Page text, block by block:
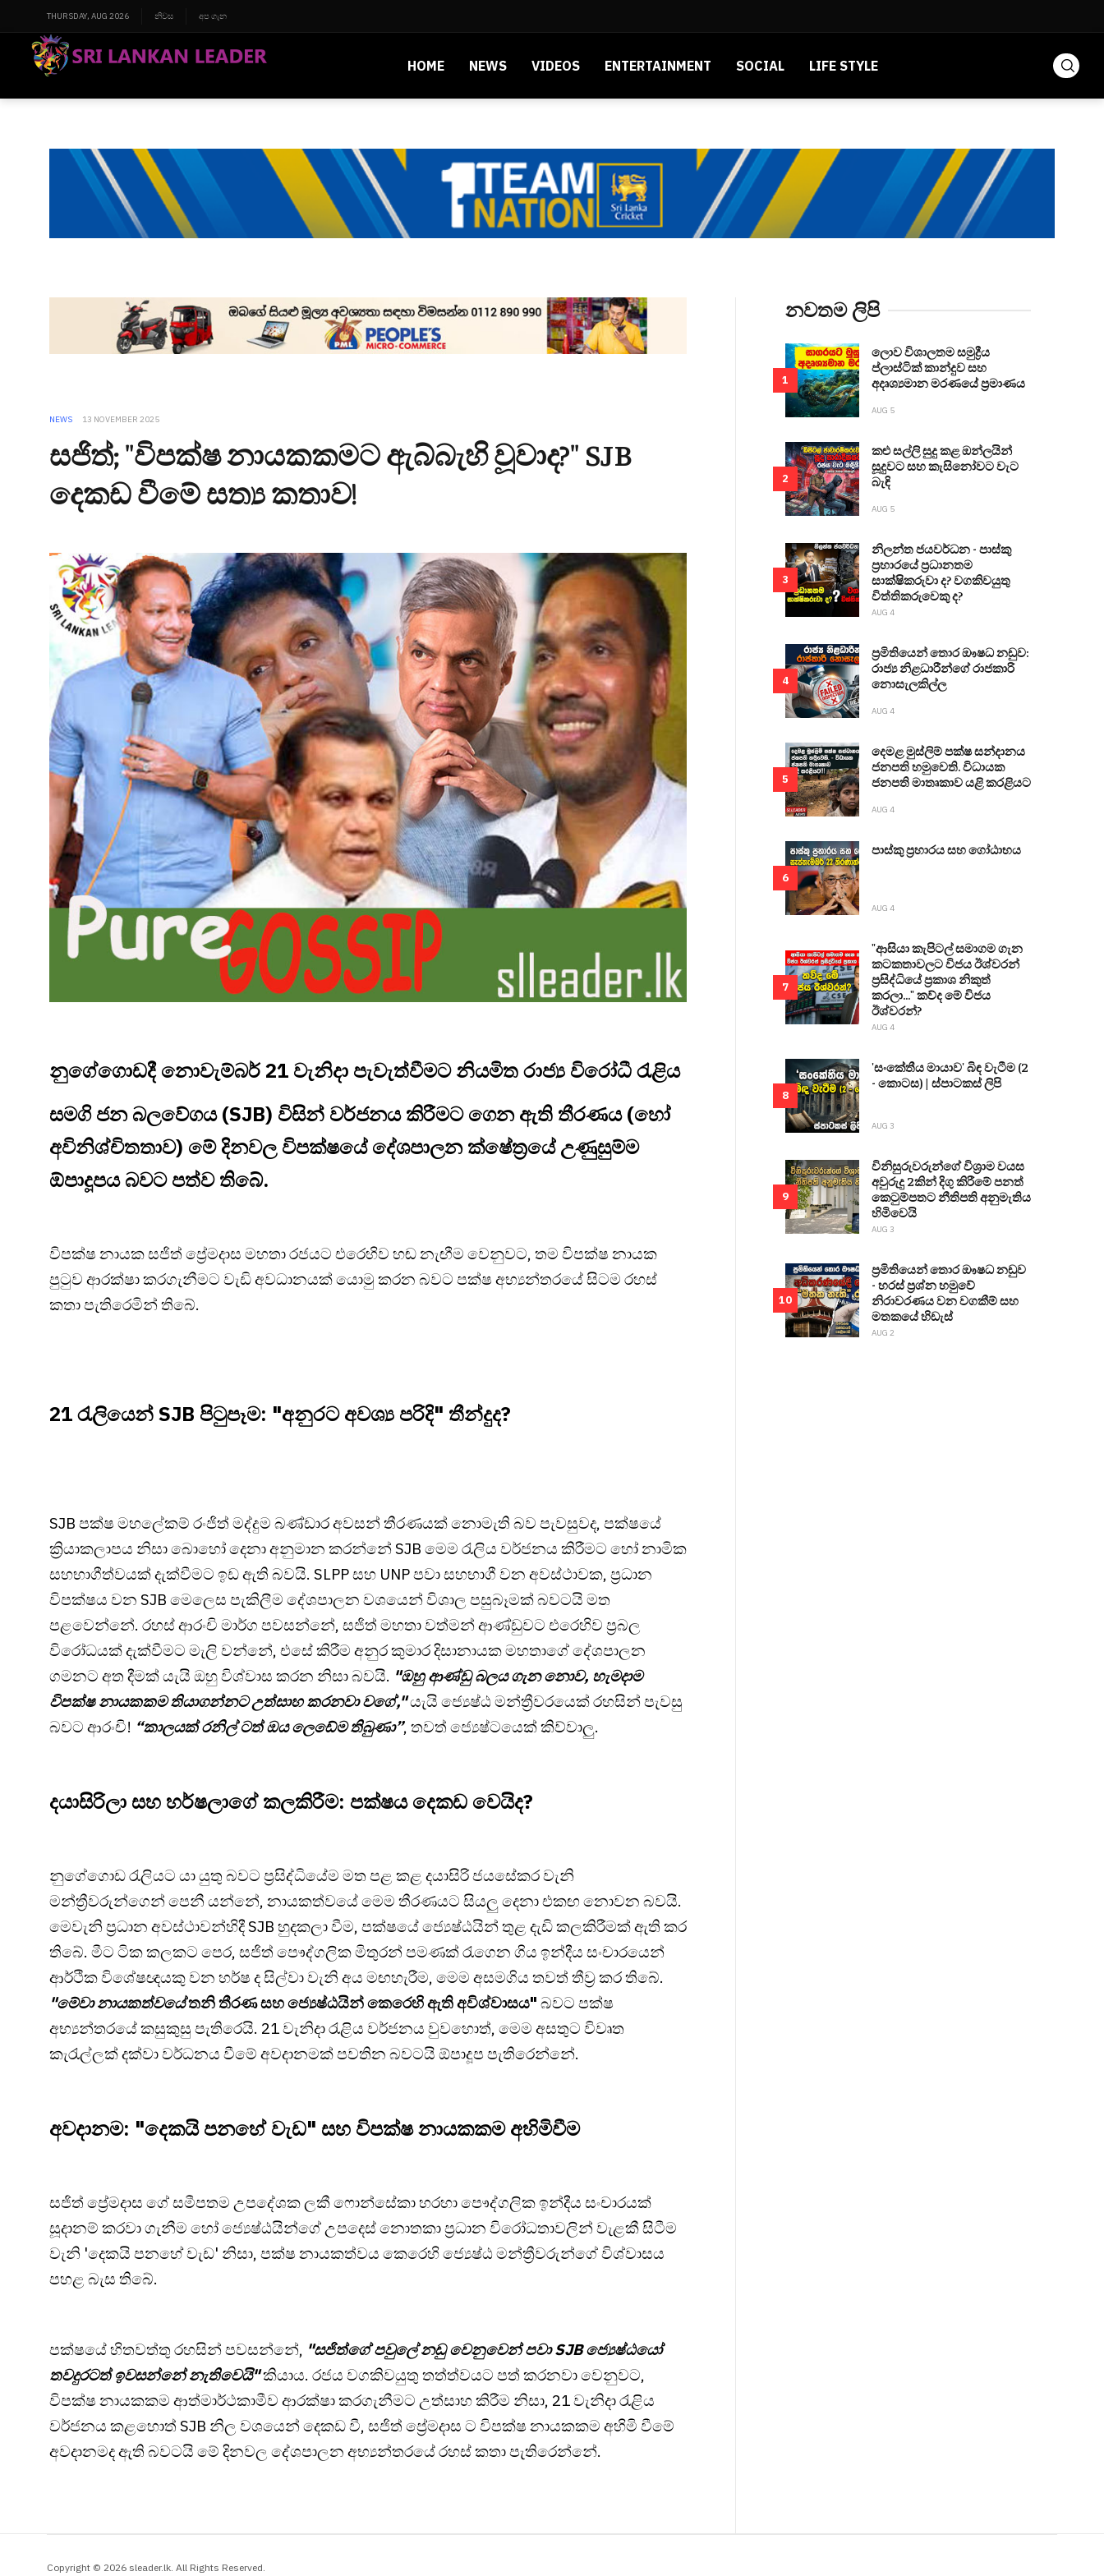
THURSDAY, AUG 2026 නිවස අප ගැන
HOME NEWS VIDEOS ENTERTAINMENT SOCIAL LIFE STYLE
NEWS 13 NOVEMBER 2025
සජිත්; "විපක්ෂ නායකකමට ඇබ්බැහි වූවාද?" SJB
දෙකඩ වීමේ සත්‍ය කතාව!
නුගේගොඩදී නොවැම්බර් 21 වැනිදා පැවැත්වීමට නියමිත රාජ්‍ය විරෝධී රැළිය
සමගි ජන බලවේගය (SJB) විසින් වර්ජනය කිරීමට ගෙන ඇති තීරණය (හෝ
අවිනිශ්චිතතාව) මේ දිනවල විපක්ෂයේ දේශපාලන ක්ෂේත්‍රයේ උණුසුම්ම
ඕපාදූපය බවට පත්ව තිබේ.
විපක්ෂ නායක සජිත් ප්‍රේමදාස මහතා රජයට එරෙහිව හඬ නැඟීම වෙනුවට, තම විපක්ෂ නායක
පුටුව ආරක්ෂා කරගැනීමට වැඩි අවධානයක් යොමු කරන බවට පක්ෂ අභ්‍යන්තරයේ සිටම රහස්
කතා පැතිරෙමින් තිබේ.
21 රැලියෙන් SJB පිටුපෑම: "අනුරට අවශ්‍ය පරිදි" තීන්දුද?
SJB පක්ෂ මහලේකම් රංජිත් මද්දුම බණ්ඩාර අවසන් තීරණයක් නොමැති බව පැවසුවද, පක්ෂයේ
ක්‍රියාකලාපය නිසා බොහෝ දෙනා අනුමාන කරන්නේ SJB මෙම රැලිය වර්ජනය කිරීමට හෝ නාමික
සහභාගීත්වයක් දැක්වීමට ඉඩ ඇති බවයි. SLPP සහ UNP පවා සහභාගී වන අවස්ථාවක, ප්‍රධාන
විපක්ෂය වන SJB මෙලෙස පැකිලීම දේශපාලන වශයෙන් විශාල පසුබෑමක් බවටයි මත
පළවෙන්නේ. රහස් ආරංචි මාර්ග පවසන්නේ, සජිත් මහතා වත්මන් ආණ්ඩුවට එරෙහිව ප්‍රබල
විරෝධයක් දැක්වීමට මැලි වන්නේ, එසේ කිරීම අනුර කුමාර දිසානායක මහතාගේ දේශපාලන
ගමනට අත දීමක් යැයි ඔහු විශ්වාස කරන නිසා බවයි. "ඔහු ආණ්ඩු බලය ගැන නොව, හැමදාම
විපක්ෂ නායකකම තියාගන්නට උත්සාහ කරනවා වගේ,"යැයි ජ්‍යෙෂ්ඨ මන්ත්‍රීවරයෙක් රහසින් පැවසු
බවට ආරංචි! “කාලයක් රනිල් ටත් ඔය ලෙඩේම තිබුණා”, තවත් ජ්‍යෙෂ්ටයෙක් කිව්වාලු.
දයාසිරිලා සහ හර්ෂලාගේ කලකිරීම: පක්ෂය දෙකඩ වෙයිද?
නුගේගොඩ රැලියට යා යුතු බවට ප්‍රසිද්ධියේම මත පළ කළ දයාසිරි ජයසේකර වැනි
මන්ත්‍රීවරුන්ගෙන් පෙනී යන්නේ, නායකත්වයේ මෙම තීරණයට සියලු දෙනා එකඟ නොවන බවයි.
මෙවැනි ප්‍රධාන අවස්ථාවන්හිදී SJB හුදකලා වීම, පක්ෂයේ ජ්‍යෙෂ්ඨයින් තුළ දැඩි කලකිරීමක් ඇති කර
තිබේ. මීට ටික කලකට පෙර, සජිත් පෞද්ගලික මිතුරන් පමණක් රැගෙන ගිය ඉන්දීය සංචාරයෙන්
ආර්ථික විශේෂඥයකු වන හර්ෂ ද සිල්වා වැනි අය මඟහැරීම, මෙම අසමගිය තවත් තීව්‍ර කර තිබේ.
"මේවා නායකත්වයේතනි තීරණ සහ ජ්‍යෙෂ්ඨයින් කෙරෙහි ඇති අවිශ්වාසය" බවට පක්ෂ
අභ්‍යන්තරයේ කසුකුසු පැතිරෙයි. 21 වැනිදා රැළිය වර්ජනය වුවහොත්, මෙම අසතුට විවෘත
කැරැල්ලක් දක්වා වර්ධනය වීමේ අවදානමක් පවතින බවටයි ඕපාදූප පැතිරෙන්නේ.
අවදානම: "දෙකයි පනහේ වැඩ" සහ විපක්ෂ නායකකම අහිමිවීම
සජිත් ප්‍රේමදාස ගේ සමීපතම උපදේශක ලකී ෆොන්සේකා හරහා පෞද්ගලික ඉන්දීය සංචාරයක්
සූදානම් කරවා ගැනීම හෝ ජ්‍යෙෂ්ඨයින්ගේ උපදෙස් නොතකා ප්‍රධාන විරෝධතාවලින් වැළකී සිටීම
වැනි 'දෙකයි පනහේ වැඩ' නිසා, පක්ෂ නායකත්වය කෙරෙහි ජ්‍යෙෂ්ඨ මන්ත්‍රීවරුන්ගේ විශ්වාසය
පහළ බැස තිබේ.
පක්ෂයේ හිතවත්තු රහසින් පවසන්නේ, "සජිත්ගේ පවුලේ නඩු වෙනුවෙන් පවා SJB ජ්‍යෙෂ්ඨයෝ
තවදුරටත් ඉවසන්නේ නැතිවෙයි"කියාය. රජය වගකිවයුතු තත්ත්වයට පත් කරනවා වෙනුවට,
විපක්ෂ නායකකම ආත්මාර්ථකාමීව ආරක්ෂා කරගැනීමට උත්සාහ කිරීම නිසා, 21 වැනිදා රැළිය
වර්ජනය කළහොත් SJB නිල වශයෙන් දෙකඩ වී, සජිත් ප්‍රේමදාස ට විපක්ෂ නායකකම අහිමි වීමේ
අවදානමද ඇති බවටයි මේ දිනවල දේශපාලන අභ්‍යන්තරයේ රහස් කතා පැතිරෙන්නේ.
නවතම ලිපි
1
ලොව විශාලතම සමුද්‍රීය
ප්ලාස්ටික් කාන්දුව සහ
අදෘශ්‍යමාන මරණයේ ප්‍රමාණය
AUG 5
2
කළු සල්ලි සුදු කළ ඔන්ලයින්
සූදුවට සහ කැසිනෝවට වැට
බැඳි
AUG 5
3
නිලන්ත ජයවර්ධන - පාස්කු
ප්‍රහාරයේ ප්‍රධානතම
සාක්ෂිකරුවා ද? වගකිවයුතු
විත්තිකරුවෙකු ද?
AUG 4
4
ප්‍රමිතියෙන් තොර ඖෂධ නඩුව:
රාජ්‍ය නිළධාරීන්ගේ රාජකාරි
නොසැලකිල්ල
AUG 4
5
දෙමළ මුස්ලිම් පක්ෂ සන්දානය
ජනපති හමුවෙති. විධායක
ජනපති මාතෘකාව යළි කරළියට
AUG 4
6
පාස්කු ප්‍රහාරය සහ ගෝඨාභය
AUG 4
7
"ආසියා කැපිටල් සමාගම ගැන
කටකතාවලට විජය ඊශ්වරන්
ප්‍රසිද්ධියේ ප්‍රකාශ නිකුත්
කරලා..." කව්ද මේ විජය
ඊශ්වරන්?
AUG 4
8
'සංකේතීය මායාව' බිඳ වැටීම (2
- කොටස) | ස්පාටකස් ලිපි
AUG 3
9
විනිසුරුවරුන්ගේ විශ්‍රාම වයස
අවුරුදු 2කින් දිගු කිරීමේ පනත්
කෙටුම්පතට නීතිපති අනුමැතිය
හිමිවෙයි
AUG 3
10
ප්‍රමිතියෙන් තොර ඖෂධ නඩුව
- හරස් ප්‍රශ්න හමුවේ
නිරාවරණය වන වගකීම් සහ
මතකයේ හිඩැස්
AUG 2
Copyright © 2026 sleader.lk. All Rights Reserved.